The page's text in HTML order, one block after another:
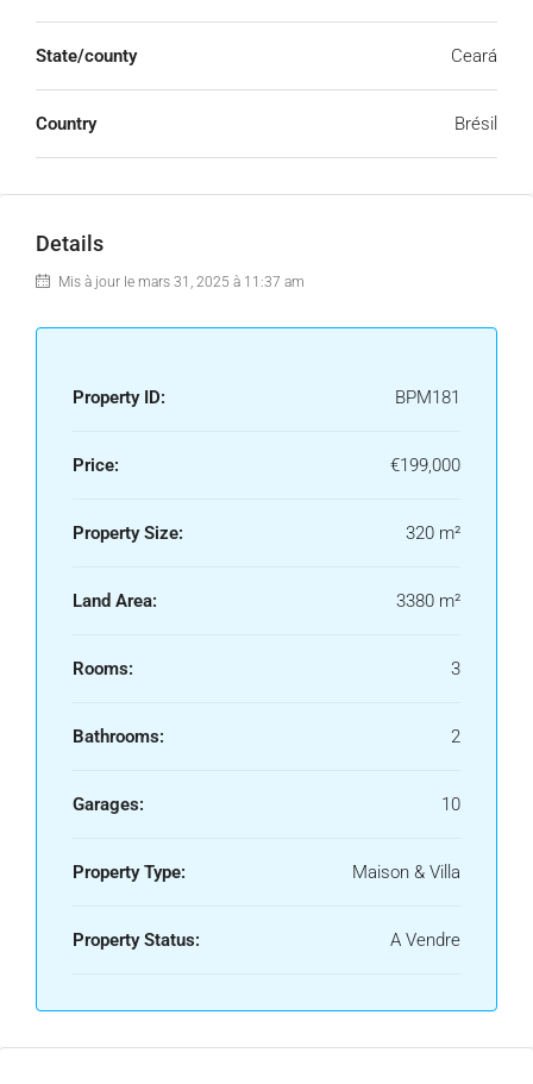
State/county Ceará
Country Brésil
Details
Mis à jour le mars 31, 2025 à 11:37 am
Property ID: BPM181
Price: €199,000
Property Size: 320 m²
Land Area: 3380 m²
Rooms: 3
Bathrooms: 2
Garages: 10
Property Type: Maison & Villa
Property Status: A Vendre